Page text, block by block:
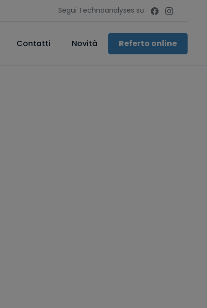
Segui Technoanalyses su
Contatti Novità Referto online